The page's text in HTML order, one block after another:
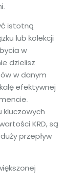
istotną
lub kolekcji
w
dzielisz
w danym
efektywnej
kluczowych
KRD, są
przepływ